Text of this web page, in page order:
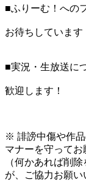
■ふりーむ！への
お待ちしています
■実況・生放送に
歓迎します！
※ 誹謗中傷や作品
マナーを守ってお
（何かあれば削
が、ご協力お願い